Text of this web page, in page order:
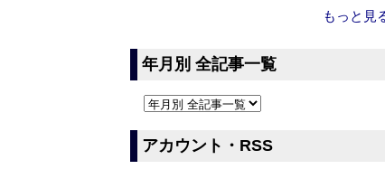
もっと見
年月別 全記事一覧
アカウント・RSS